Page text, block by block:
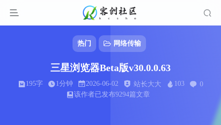
热门 网络传输
三星浏览器Beta版v30.0.0.63
195字 1分钟 2026-06-02 站长大大 103
0
该作者已发布9294篇文章